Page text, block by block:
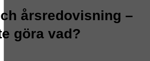
årsredovisning –
göra vad?